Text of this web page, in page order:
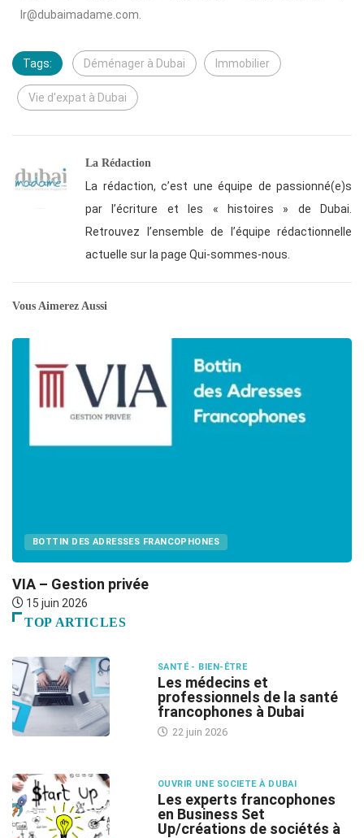
lr@dubaimadame.com.
Tags: Déménager à Dubai Immobilier
Vie d'expat à Dubai
La Rédaction
La rédaction, c’est une équipe de passionné(e)s
par l’écriture et les « histoires » de Dubai.
Retrouvez l’ensemble de l’équipe rédactionnelle
actuelle sur la page Qui-sommes-nous.
Vous Aimerez Aussi
BOTTIN DES ADRESSES FRANCOPHONES
VIA – Gestion privée
15 juin 2026
TOP ARTICLES
SANTÉ - BIEN-ÊTRE
Les médecins et
professionnels de la santé
francophones à Dubai
22 juin 2026
OUVRIR UNE SOCIETE À DUBAI
Les experts francophones
en Business Set
Up/créations de sociétés à